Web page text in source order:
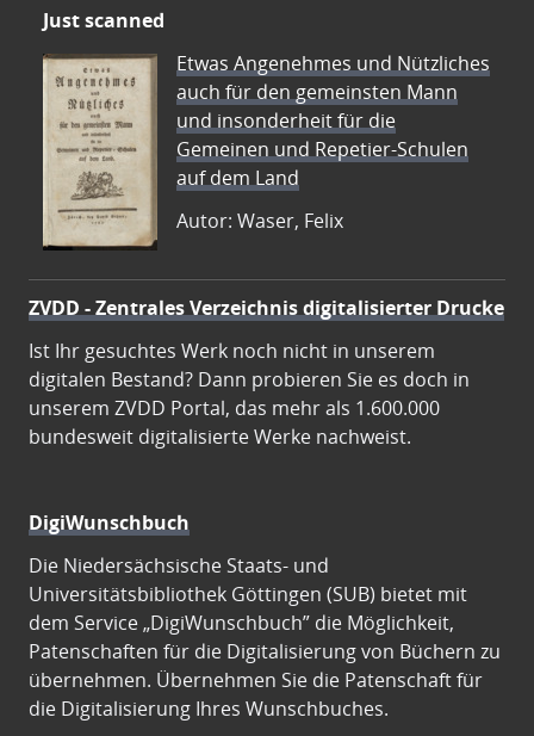
Just scanned
Etwas Angenehmes und Nützliches
auch für den gemeinsten Mann
und insonderheit für die
Gemeinen und Repetier-Schulen
auf dem Land
Autor: Waser, Felix
ZVDD - Zentrales Verzeichnis digitalisierter Drucke
Ist Ihr gesuchtes Werk noch nicht in unserem
digitalen Bestand? Dann probieren Sie es doch in
unserem ZVDD Portal, das mehr als 1.600.000
bundesweit digitalisierte Werke nachweist.
DigiWunschbuch
Die Niedersächsische Staats- und
Universitätsbibliothek Göttingen (SUB) bietet mit
dem Service „DigiWunschbuch” die Möglichkeit,
Patenschaften für die Digitalisierung von Büchern zu
übernehmen. Übernehmen Sie die Patenschaft für
die Digitalisierung Ihres Wunschbuches.